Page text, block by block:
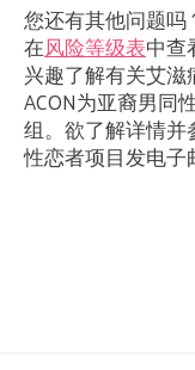
您还有其他问题
在风险等级表中查
兴趣了解有关艾滋
ACON为亚裔男同
组。欲了解详情
性恋者项目发电子